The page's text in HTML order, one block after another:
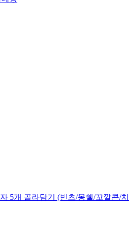
대롱
5개 골라담기 (빈츠/몽쉘/꼬깔콘/치